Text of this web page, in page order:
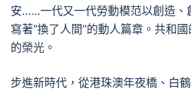
安……一代又一代勞動模范以創造、
寫著“換了人間”的動人篇章。共和
的榮光。
步進新時代，從港珠澳年夜橋、白